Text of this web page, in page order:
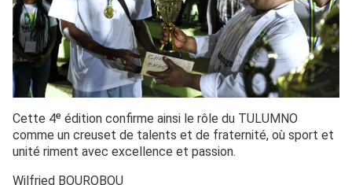
Cette 4ᵉ édition confirme ainsi le rôle du TULUMNO
comme un creuset de talents et de fraternité, où sport et
unité riment avec excellence et passion.
Wilfried BOUROBOU